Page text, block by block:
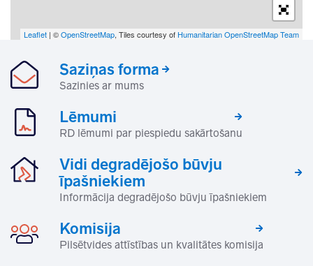
Leaflet | ©OpenStreetMap, Tiles courtesy of Humanitarian OpenStreetMap Team
Saziņas forma
Sazinies ar mums
Lēmumi
RD lēmumi par piespiedu sakārtošanu
Vidi degradējošo būvju
īpašniekiem
Informācija degradējošo būvju īpašniekiem
Komisija
Pilsētvides attīstības un kvalitātes komisija